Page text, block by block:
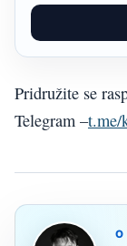
Pridružite se
Telegram –t.me/
O